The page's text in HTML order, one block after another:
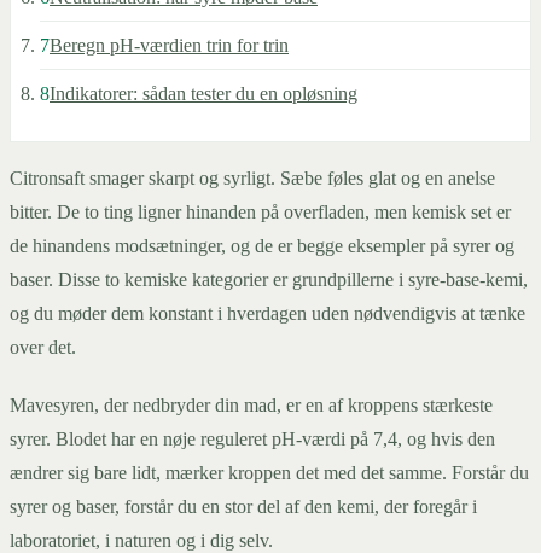
7Beregn pH-værdien trin for trin
8Indikatorer: sådan tester du en opløsning
Citronsaft smager skarpt og syrligt. Sæbe føles glat og en anelse
bitter. De to ting ligner hinanden på overfladen, men kemisk set er
de hinandens modsætninger, og de er begge eksempler på syrer og
baser. Disse to kemiske kategorier er grundpillerne i syre-base-kemi,
og du møder dem konstant i hverdagen uden nødvendigvis at tænke
over det.
Mavesyren, der nedbryder din mad, er en af kroppens stærkeste
syrer. Blodet har en nøje reguleret pH-værdi på 7,4, og hvis den
ændrer sig bare lidt, mærker kroppen det med det samme. Forstår du
syrer og baser, forstår du en stor del af den kemi, der foregår i
laboratoriet, i naturen og i dig selv.